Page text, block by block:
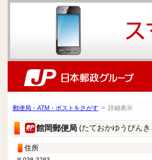
郵便局・ATM・ポストをさがす > 詳細表示
館岡郵便局 (たておかゆうびんき
住所